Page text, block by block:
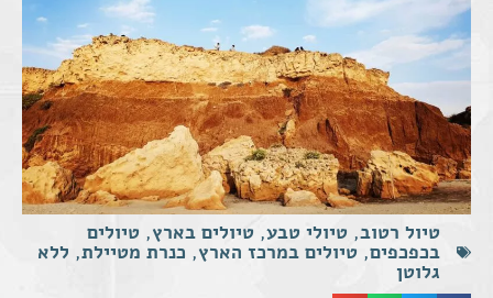
טיול רטוב, טיולי טבע, טיולים בארץ, טיולים
בכפכפים, טיולים במרכז הארץ, כנרת מטיילת, ללא
גלוטן